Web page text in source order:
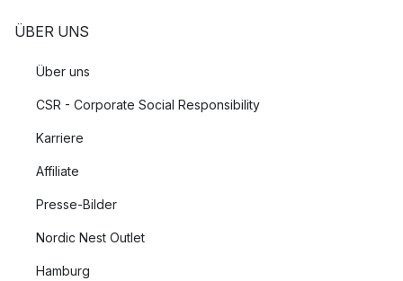
ÜBER UNS
Über uns
CSR - Corporate Social Responsibility
Karriere
Affiliate
Presse-Bilder
Nordic Nest Outlet
Hamburg